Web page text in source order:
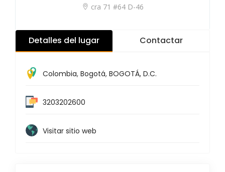
cra 71 #64 D-46
Detalles del lugar Contactar
Colombia, Bogotá, BOGOTÁ, D.C.
3203202600
Visitar sitio web